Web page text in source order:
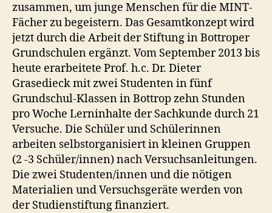
zusammen, um junge Menschen für die MINT-
Fächer zu begeistern. Das Gesamtkonzept wird
jetzt durch die Arbeit der Stiftung in Bottroper
Grundschulen ergänzt. Vom September 2013 bis
heute erarbeitete Prof. h.c. Dr. Dieter
Grasedieck mit zwei Studenten in fünf
Grundschul-Klassen in Bottrop zehn Stunden
pro Woche Lerninhalte der Sachkunde durch 21
Versuche. Die Schüler und Schülerinnen
arbeiten selbstorganisiert in kleinen Gruppen
(2 -3 Schüler/innen) nach Versuchsanleitungen.
Die zwei Studenten/innen und die nötigen
Materialien und Versuchsgeräte werden von
der Studienstiftung finanziert.